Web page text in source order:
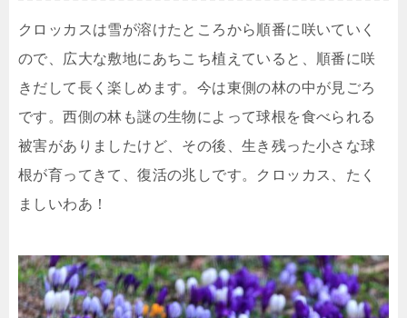
クロッカスは雪が溶けたところから順番に咲いていく
ので、広大な敷地にあちこち植えていると、順番に咲
きだして長く楽しめます。今は東側の林の中が見ごろ
です。西側の林も謎の生物によって球根を食べられる
被害がありましたけど、その後、生き残った小さな球
根が育ってきて、復活の兆しです。クロッカス、たく
ましいわあ！